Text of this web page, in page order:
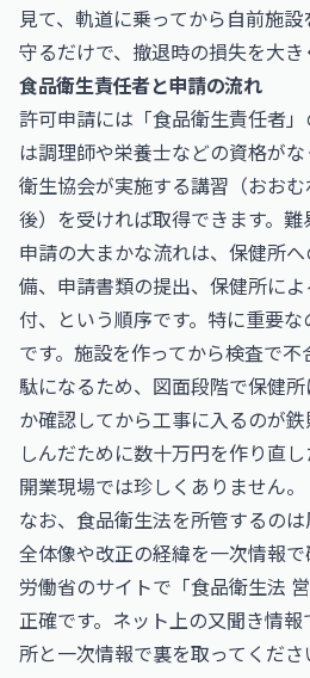
見て、軌道に乗ってから自前施
守るだけで、撤退時の損失を大き
食品衛生責任者と申請の流れ
許可申請には「食品衛生責任者
は調理師や栄養士などの資格が
衛生協会が実施する講習（おお
後）を受ければ取得できます。難
申請の大まかな流れは、保健所
備、申請書類の提出、保健所に
付、という順序です。特に重要な
です。施設を作ってから検査で
駄になるため、図面段階で保健
か確認してから工事に入るのが
しんだために数十万円を作り直
開業現場では珍しくありません。
なお、食品衛生法を所管するの
全体像や改正の経緯を一次情報で
労働省のサイトで「食品衛生法
正確です。ネット上の又聞き情
所と一次情報で裏を取ってくださ